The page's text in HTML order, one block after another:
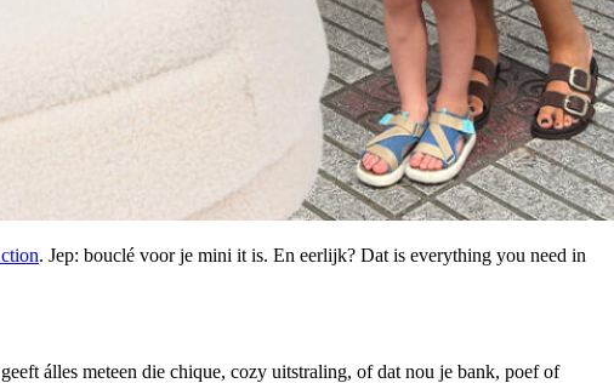
. Jep: bouclé voor je mini it is. En eerlijk? Dat is everything you need in
álles meteen die chique, cozy uitstraling, of dat nou je bank, poef of